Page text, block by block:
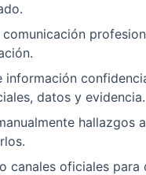
comunicación
información
datos y evidencia.
hallazgos
canales oficiales para